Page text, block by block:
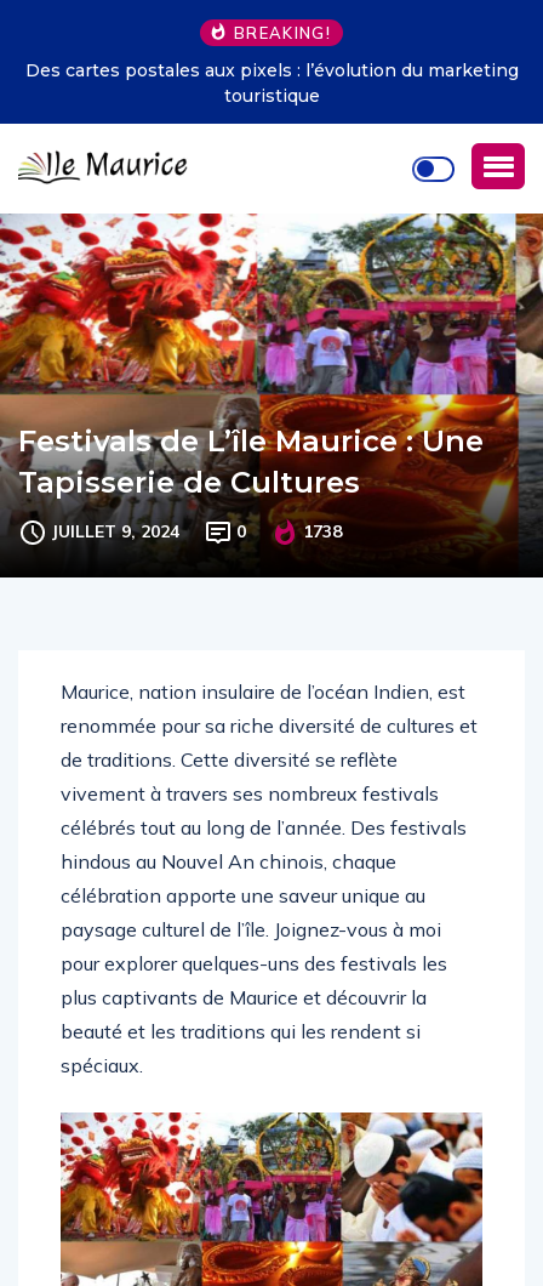
BREAKING!
Des cartes postales aux pixels : l’évolution du marketing
touristique
Festivals de L’île Maurice : Une
Tapisserie de Cultures
JUILLET 9, 2024 0 1738
Maurice, nation insulaire de l’océan Indien, est
renommée pour sa riche diversité de cultures et
de traditions. Cette diversité se reflète
vivement à travers ses nombreux festivals
célébrés tout au long de l’année. Des festivals
hindous au Nouvel An chinois, chaque
célébration apporte une saveur unique au
paysage culturel de l’île. Joignez-vous à moi
pour explorer quelques-uns des festivals les
plus captivants de Maurice et découvrir la
beauté et les traditions qui les rendent si
spéciaux.